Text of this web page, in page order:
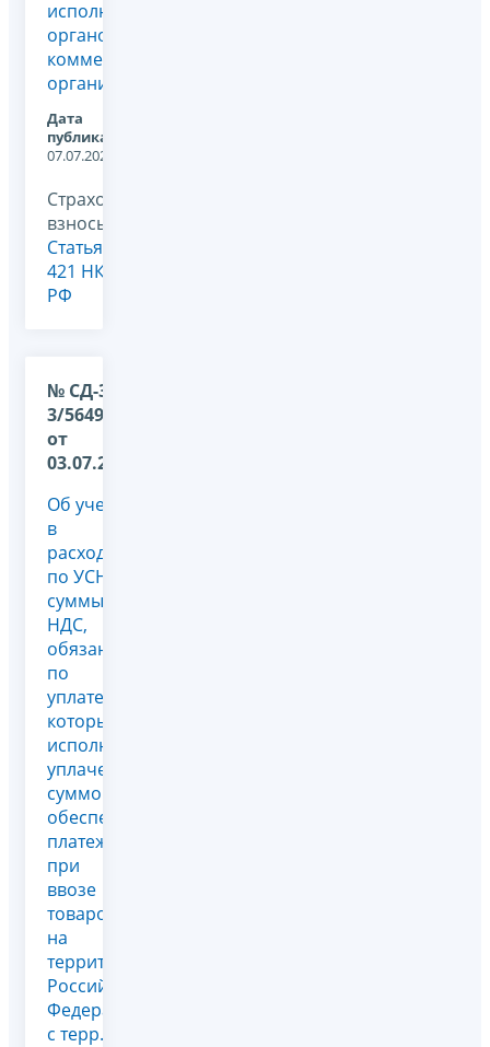
исполнительным
органом
коммерческой
организации
Дата
публикации:
07.07.2026
Страховые
взносы,
Статья
421 НК
РФ
№ СД-36-
3/5649@
от
03.07.2026
Об учете
в
расходах
по УСН
суммы
НДС,
обязанность
по
уплате
которых
исполнена
уплаченной
суммой
обеспечительного
платежа
при
ввозе
товаров
на
территорию
Российской
Федерации
с терр...